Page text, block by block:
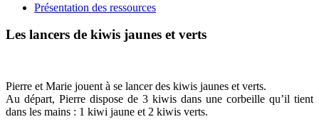
Présentation des ressources
Les lancers de kiwis jaunes et verts
Pierre et Marie jouent à se lancer des kiwis jaunes et verts.
Au départ, Pierre dispose de 3 kiwis dans une corbeille qu’il tient
dans les mains : 1 kiwi jaune et 2 kiwis verts.